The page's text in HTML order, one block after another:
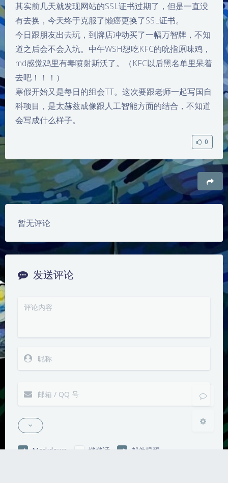
夜间模式
其实前几天就发现网站的SSL证书过期了，但是一直没
有去换，今天终于克服了懒癌更换了SSL证书。
今日跟朋友出去玩，到牌店冲动买了一幅万智牌，不知
道之后会不会入坑。中午WSH想吃KFC的吮指原味鸡，
md感觉鸡里有毒喷射斯沃了。（KFC以后黑名单里呆着
去吧！！！）
寒假开始又是每日的组会TT。这次要跟老师一起写国自
科项目，是太赫兹成像跟人工智能方面的结合，不知道
会写成什么样子。
0
豆
暂无评论
发送评论
Markdown 悄悄话 邮件提醒